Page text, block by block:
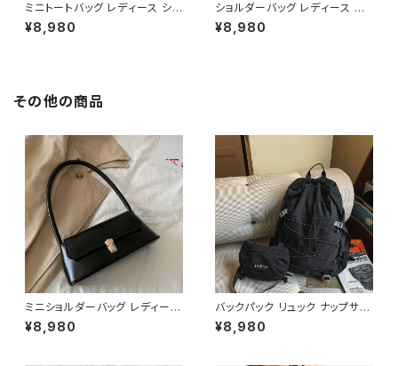
ミニトートバッグ レディース ショ
ルダーバッグ キャンバスバッグ 2
WAYバッグ カジュアルバッグ 韓
¥8,980
ショルダーバッグ レディース 大
容量バッグ ワンショルダーバッグ
カジュアルバッグ 肩掛けバッグ
¥8,980
その他の商品
ミニショルダーバッグ レディース
ワンハンドルバッグ レトロ ハン
ドバッグ コンパクトバッグ 上品
¥8,980
バックパック リュック ナップサッ
ク 巾着リュック レディース メン
ズ 男女兼用 軽量 ナイロン 大容
¥8,980